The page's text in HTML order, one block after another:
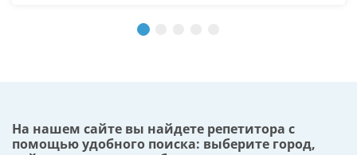
На нашем сайте вы найдете репетитора с
помощью удобного поиска: выберите город,